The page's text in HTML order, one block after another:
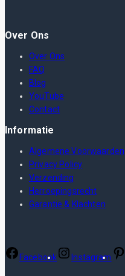
Over Ons
Over Ons
FAQ
Blog
YouTube
Contact
Informatie
Algemene Voorwaarden
Privacy Policy
Verzending
Herroepingsrecht
Garantie & Klachten
Facebook Instagram